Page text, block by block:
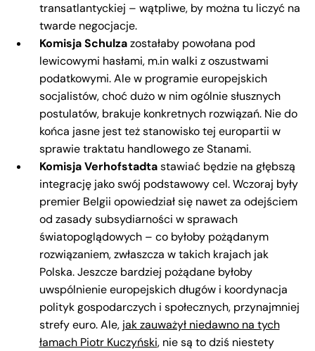
transatlantyckiej – wątpliwe, by można tu liczyć na
twarde negocjacje.
Komisja Schulzazostałaby powołana pod
lewicowymi hasłami, m.in walki z oszustwami
podatkowymi. Ale w programie europejskich
socjalistów, choć dużo w nim ogólnie słusznych
postulatów, brakuje konkretnych rozwiązań. Nie do
końca jasne jest też stanowisko tej europartii w
sprawie traktatu handlowego ze Stanami.
Komisja Verhofstadtastawiać będzie na głębszą
integrację jako swój podstawowy cel. Wczoraj były
premier Belgii opowiedział się nawet za odejściem
od zasady subsydiarności w sprawach
światopoglądowych – co byłoby pożądanym
rozwiązaniem, zwłaszcza w takich krajach jak
Polska. Jeszcze bardziej pożądane byłoby
uwspólnienie europejskich długów i koordynacja
polityk gospodarczych i społecznych, przynajmniej
strefy euro. Ale, jak zauważył niedawno na tych
łamach Piotr Kuczyński, nie są to dziś niestety